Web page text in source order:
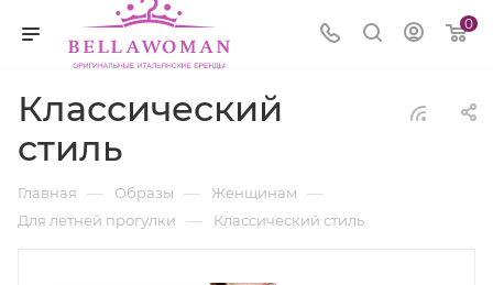
0
Классический
стиль
Главная — Образы — Женщинам —
Для летней прогулки — Классический стиль